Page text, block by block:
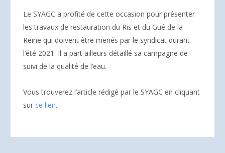
Le SYAGC a profité de cette occasion pour présenter
les travaux de restauration du Ris et du Gué de la
Reine qui doivent être menés par le syndicat durant
l’été 2021. Il a part ailleurs détaillé sa campagne de
suivi de la qualité de l’eau.
Vous trouverez l’article rédigé par le SYAGC en cliquant
sur ce lien.